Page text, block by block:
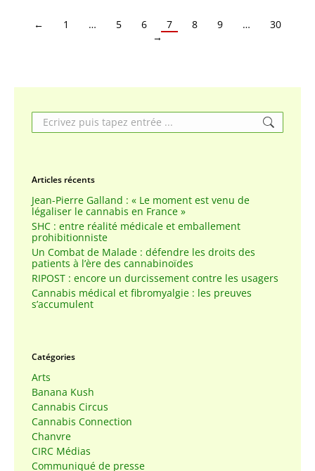
← 1 … 5 6 7 8 9 …
30
→
Search:
Articles récents
Jean-Pierre Galland : « Le moment est venu de
légaliser le cannabis en France »
SHC : entre réalité médicale et emballement
prohibitionniste
Un Combat de Malade : défendre les droits des
patients à l’ère des cannabinoïdes
RIPOST : encore un durcissement contre les usagers
Cannabis médical et fibromyalgie : les preuves
s’accumulent
Catégories
Arts
Banana Kush
Cannabis Circus
Cannabis Connection
Chanvre
CIRC Médias
Communiqué de presse